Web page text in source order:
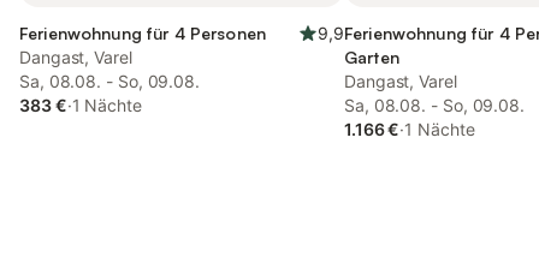
Ferienwohnung für 4 Personen
9,9
Dangast, Varel
Sa, 08.08. - So, 09.08.
383 €·1 Nächte
Ferienwohnung für 4
Garten
Dangast, Varel
Sa, 08.08. - So, 09.08.
1.166 €·1 Nächte